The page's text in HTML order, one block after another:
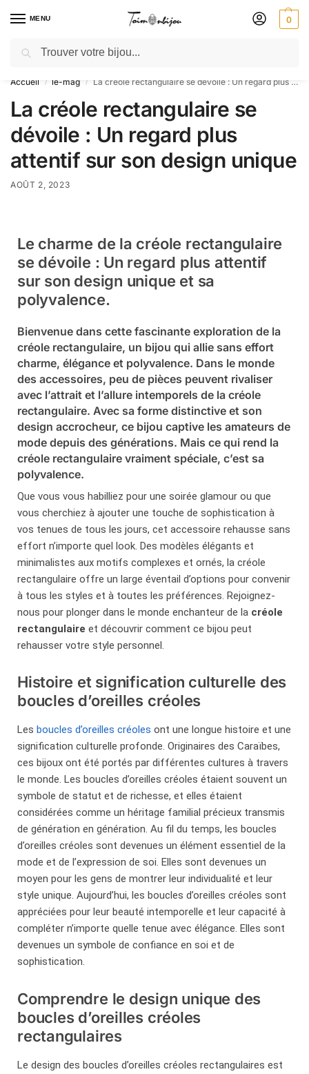
MENU 0
🎁 SOLDES SOLDES : jusqu’à -30 % ! GRAVURE OFFERTE – Livré 48h
Accueil / le-mag / La créole rectangulaire se dévoile : Un regard plus attentif sur son design unique
La créole rectangulaire se
dévoile : Un regard plus
attentif sur son design unique
AOÛT 2, 2023
Le charme de la créole rectangulaire
se dévoile : Un regard plus attentif
sur son design unique et sa
polyvalence.
Bienvenue dans cette fascinante exploration de la
créole rectangulaire, un bijou qui allie sans effort
charme, élégance et polyvalence. Dans le monde
des accessoires, peu de pièces peuvent rivaliser
avec l’attrait et l’allure intemporels de la créole
rectangulaire. Avec sa forme distinctive et son
design accrocheur, ce bijou captive les amateurs de
mode depuis des générations. Mais ce qui rend la
créole rectangulaire vraiment spéciale, c’est sa
polyvalence.
Que vous vous habilliez pour une soirée glamour ou que
vous cherchiez à ajouter une touche de sophistication à
vos tenues de tous les jours, cet accessoire rehausse sans
effort n’importe quel look. Des modèles élégants et
minimalistes aux motifs complexes et ornés, la créole
rectangulaire offre un large éventail d’options pour convenir
à tous les styles et à toutes les préférences. Rejoignez-
nous pour plonger dans le monde enchanteur de la créole
rectangulaire et découvrir comment ce bijou peut
rehausser votre style personnel.
Histoire et signification culturelle des
boucles d’oreilles créoles
Les boucles d’oreilles créoles ont une longue histoire et une
signification culturelle profonde. Originaires des Caraïbes,
ces bijoux ont été portés par différentes cultures à travers
le monde. Les boucles d’oreilles créoles étaient souvent un
symbole de statut et de richesse, et elles étaient
considérées comme un héritage familial précieux transmis
de génération en génération. Au fil du temps, les boucles
d’oreilles créoles sont devenues un élément essentiel de la
mode et de l’expression de soi. Elles sont devenues un
moyen pour les gens de montrer leur individualité et leur
style unique. Aujourd’hui, les boucles d’oreilles créoles sont
appréciées pour leur beauté intemporelle et leur capacité à
compléter n’importe quelle tenue avec élégance. Elles sont
devenues un symbole de confiance en soi et de
sophistication.
Comprendre le design unique des
boucles d’oreilles créoles
rectangulaires
Le design des boucles d’oreilles créoles rectangulaires est